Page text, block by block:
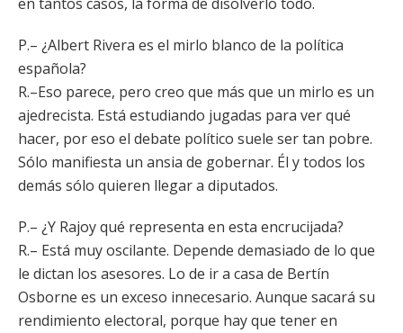
P.– ¿Albert Rivera es el mirlo blanco de la política
española?
R.–Eso parece, pero creo que más que un mirlo es un
ajedrecista. Está estudiando jugadas para ver qué
hacer, por eso el debate político suele ser tan pobre.
Sólo manifiesta un ansia de gobernar. Él y todos los
demás sólo quieren llegar a diputados.
P.– ¿Y Rajoy qué representa en esta encrucijada?
R.– Está muy oscilante. Depende demasiado de lo que
le dictan los asesores. Lo de ir a casa de Bertín
Osborne es un exceso innecesario. Aunque sacará su
rendimiento electoral, porque hay que tener en